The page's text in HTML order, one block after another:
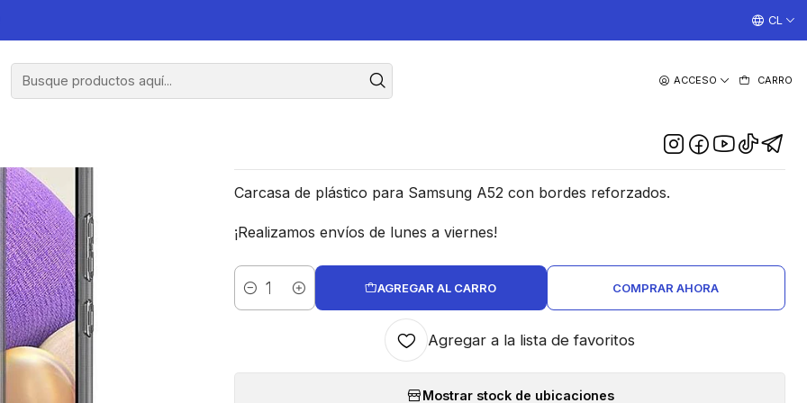
ACCESO CARRO
¡TRABAJAMOS TODOS LOS DIAS CON ENVIOS A TODO
CL
A52/A52s
Carcasa Transparente Samsung
Carcasa de plástico para Samsung A52 con bordes reforzados.
¡Realizamos envíos de lunes a viernes!
Cantidad
AGREGAR AL CARRO COMPRAR AHORA
Agregar a la lista de favoritos
Mostrar stock de ubicaciones